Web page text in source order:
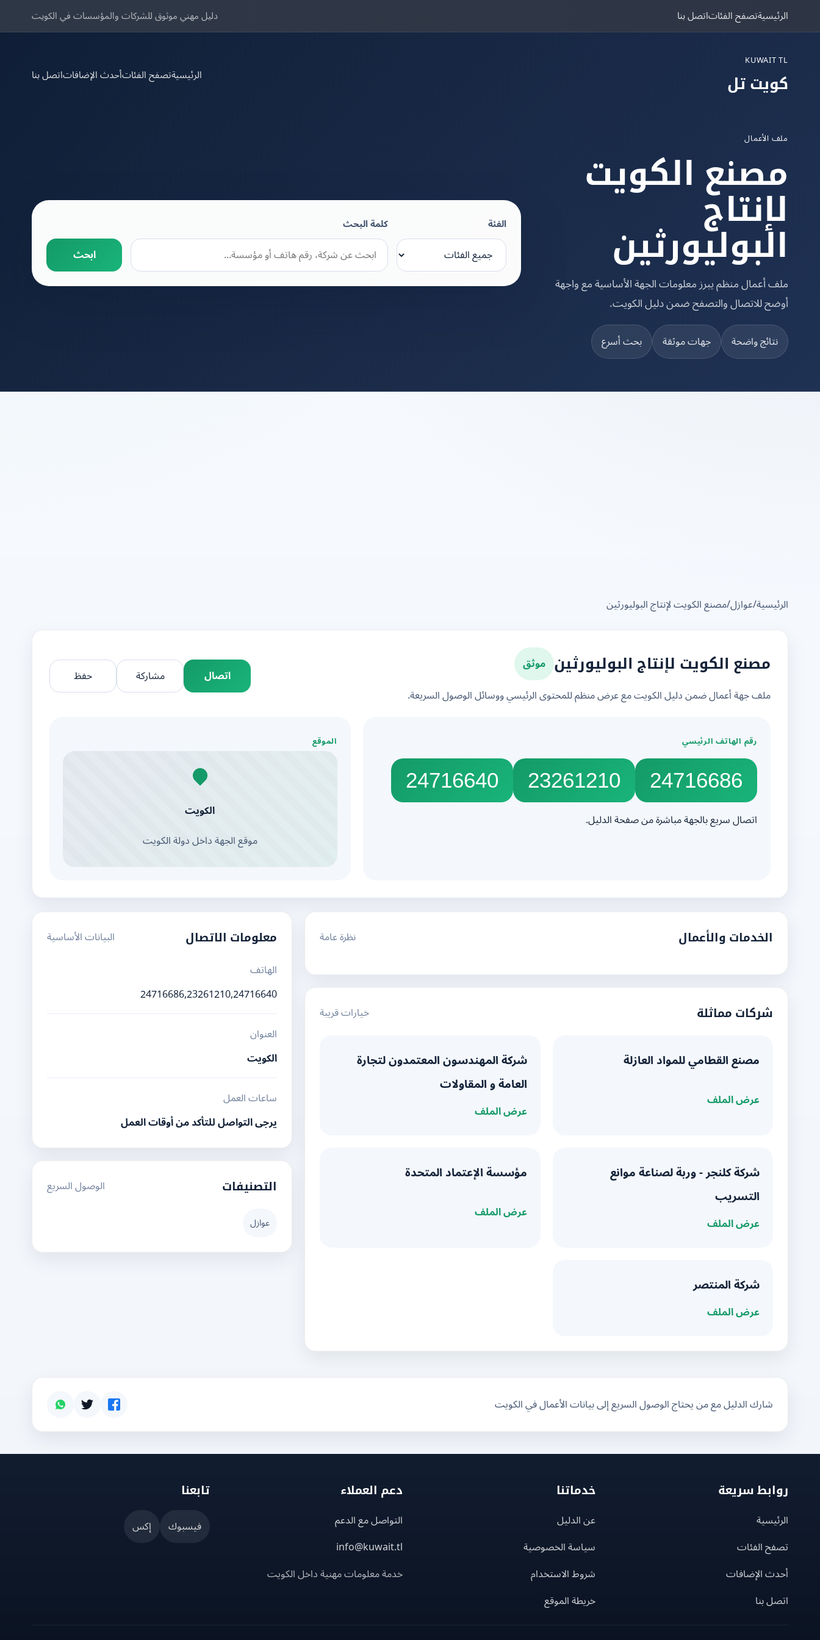
الرئيسيةتصفح الفئاتاتصل بنا دليل مهني موثوق للشركات والمؤسسات في الكويت
KUWAIT TL
كويت تل
الرئيسيةتصفح الفئاتأحدث الإضافاتاتصل بنا
ملف الأعمال
مصنع الكويت
لإنتاج
البوليورثين
ملف أعمال منظم يبرز معلومات الجهة الأساسية مع واجهة
أوضح للاتصال والتصفح ضمن دليل الكويت.
نتائج واضحة جهات موثقة بحث أسرع
الفئة كلمة البحث
ابحث
الرئيسية/عوازل/مصنع الكويت لإنتاج البوليورثين
مصنع الكويت لإنتاج البوليورثين موثق
ملف جهة أعمال ضمن دليل الكويت مع عرض منظم للمحتوى الرئيسي ووسائل الوصول السريعة.
اتصال مشاركة حفظ
رقم الهاتف الرئيسي
24716686
23261210
24716640
اتصال سريع بالجهة مباشرة من صفحة الدليل.
الموقع
الكويت
موقع الجهة داخل دولة الكويت
الخدمات والأعمال نظرة عامة
شركات مماثلة خيارات قريبة
مصنع القطامي للمواد العازلة
عرض الملف
شركة المهندسون المعتمدون لتجارة
العامة و المقاولات
عرض الملف
شركة كلنجر - وربة لصناعة موانع
التسريب
عرض الملف
مؤسسة الإعتماد المتحدة
عرض الملف
شركة المنتصر
عرض الملف
معلومات الاتصال
البيانات الأساسية
الهاتف
24716686,23261210,24716640
العنوان
الكويت
ساعات العمل
يرجى التواصل للتأكد من أوقات العمل
التصنيفات الوصول السريع
عوازل
شارك الدليل مع من يحتاج الوصول السريع إلى بيانات الأعمال في الكويت
روابط سريعة
الرئيسية
تصفح الفئات
أحدث الإضافات
اتصل بنا
خدماتنا
عن الدليل
سياسة الخصوصية
شروط الاستخدام
خريطة الموقع
دعم العملاء
التواصل مع الدعم
info@kuwait.tl
خدمة معلومات مهنية داخل الكويت
تابعنا
فيسبوك إكس